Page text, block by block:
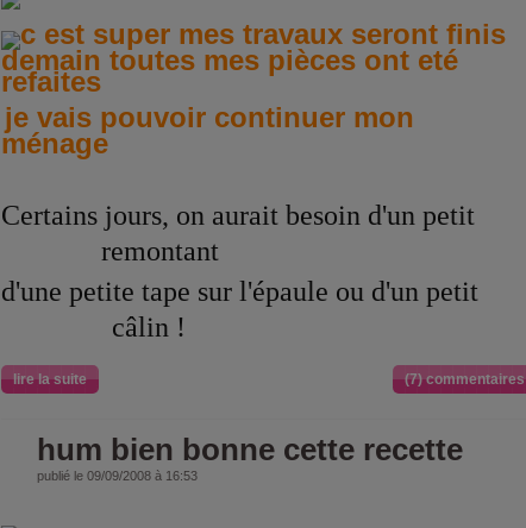
c est super mes travaux seront finis
demain toutes mes pièces ont eté
refaites
je vais pouvoir continuer mon
ménage
Certains jours, on aurait besoin d'un petit
remontant
d'une petite tape sur l'épaule ou d'un petit
câlin !
lire la suite (7) commentaires
hum bien bonne cette recette
publié le 09/09/2008 à 16:53